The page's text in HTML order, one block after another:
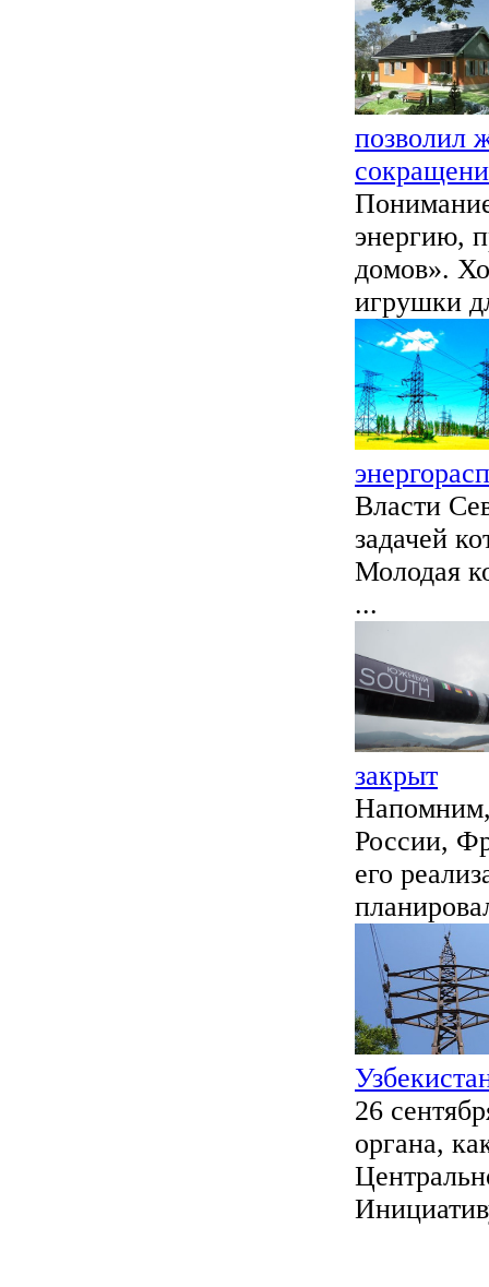
позволил
энергию,
домов».
игрушки
Власти
задачей
Молодая
...
закрыт
России,
его
26
органа,